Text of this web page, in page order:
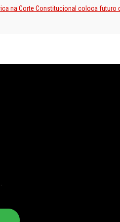
na Corte Constitucional coloca futuro